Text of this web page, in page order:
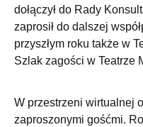
dołączył do Rady
zaprosił do dalszej
przyszłym roku także w
Szlak zagości w Teatrze
W przestrzeni wirtualnej
zaproszonymi gośćmi.